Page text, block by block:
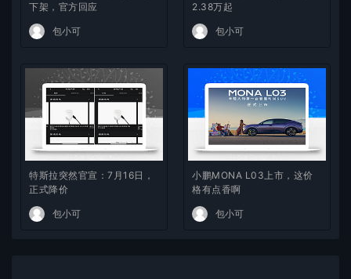
下架，官方回应
包小可
2.38万起
包小可
特斯拉突然官宣：7月16日，
正式降价
包小可
小鹏MONA L03上市，这价
格有点香啊
包小可